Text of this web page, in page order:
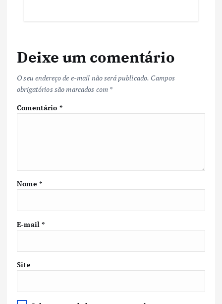
Deixe um comentário
O seu endereço de e-mail não será publicado. Campos
obrigatórios são marcados com *
Comentário *
Nome *
E-mail*
Site